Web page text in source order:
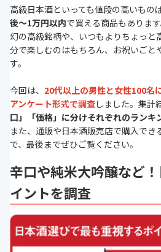
高級日本酒といっても値段の高いもの
後〜1万円以内で買える商品もありま
幻の高級銘柄や、いつもよりちょっと
分で楽しむのはもちろん、お祝いごと
す。
今回は、 20代以上の男性と女性100名
アンケート形式で調査しました。集計
口」「価格」に分けそれぞれのランキ
また、通販や日本酒販売店で購入でき
で、最後までぜひご覧ください。
辛口や純米大吟醸など
イントを調査